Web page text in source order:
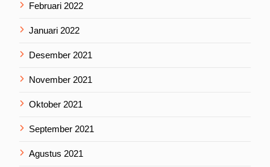
Februari 2022
Januari 2022
Desember 2021
November 2021
Oktober 2021
September 2021
Agustus 2021